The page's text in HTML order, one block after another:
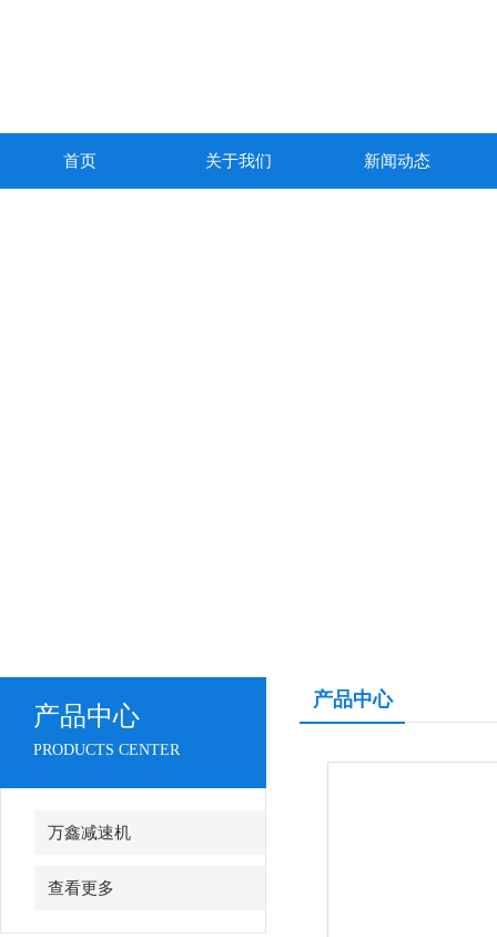
首页 关于我们 新闻动态
产品中心
PRODUCTS CENTER
万鑫减速机
查看更多
产品中心